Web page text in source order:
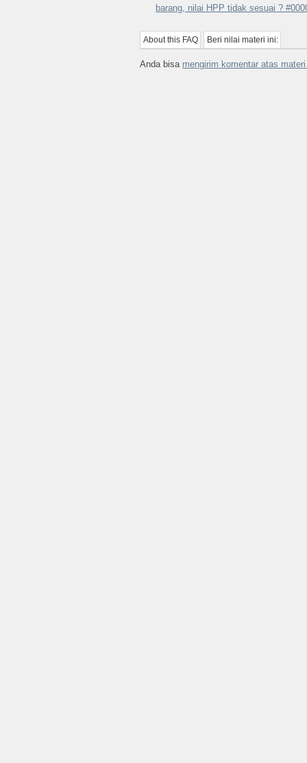
barang, nilai HPP tidak sesuai ?
About this FAQ Beri nilai materi ini:
Anda bisa mengirim komentar atas